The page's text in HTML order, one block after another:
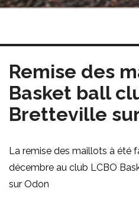
Remise des
Basket ball
Bretteville
La remise des maillots à été
décembre au club LCBO
sur Odon